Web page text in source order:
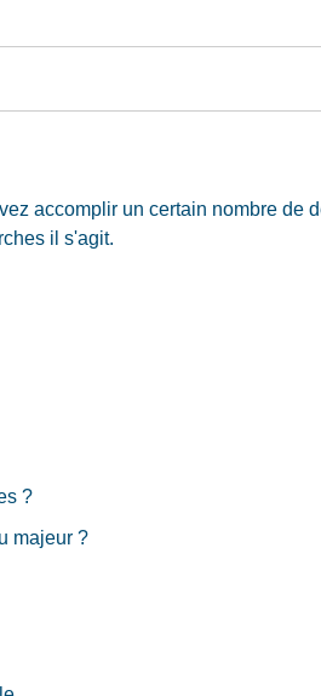
accomplir un certain nombre de
il s'agit.
?
majeur ?